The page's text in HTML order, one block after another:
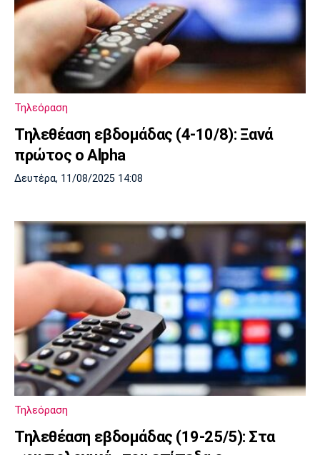
Τηλεόραση
Τηλεθέαση εβδομάδας (4-10/8): Ξανά
πρώτος ο Alpha
Δευτέρα, 11/08/2025 14:08
Τηλεόραση
Τηλεθέαση εβδομάδας (19-25/5): Στα